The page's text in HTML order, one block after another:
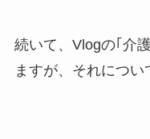
続いて、Vlogの｢介
ますが、それについ